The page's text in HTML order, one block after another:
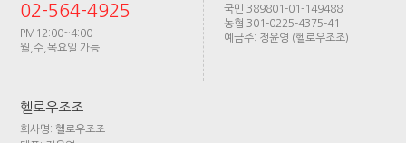
02-564-4925
PM12:00~4:00
월,수,목요일 가능
국민 389801-01-149488
농협 301-0225-4375-41
예금주: 정윤영 (헬로우조조)
헬로우조조
회사명: 헬로우조조